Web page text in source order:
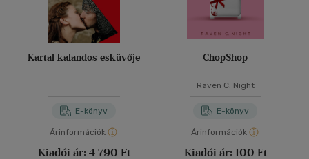
Kartal kalandos esküvője
E-könyv
Árinformációk
Kiadói ár: 4 790 Ft
ChopShop
Raven C. Night
E-könyv
Árinformációk
Kiadói ár: 100 Ft